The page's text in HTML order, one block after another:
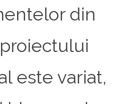
din
este variat,